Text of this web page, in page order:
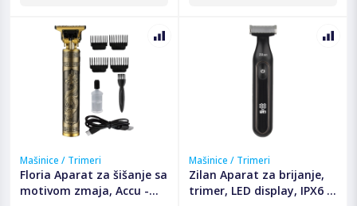
Mašinice / Trimeri
Floria Aparat za šišanje sa
motivom zmaja, Accu -
Mašinice / Trimeri
Zilan Aparat za brijanje,
trimer, LED display, IPX6 -